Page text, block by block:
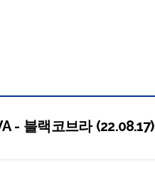
- 블랙코브라 (22.08.17)